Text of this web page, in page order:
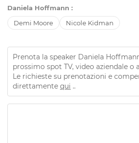
Daniela Hoffmann :
Demi Moore
Nicole Kidman
Prenota la speaker Daniela
prossimo spot TV, video aziendale o
Le richieste su prenotazioni e
direttamente qui ..